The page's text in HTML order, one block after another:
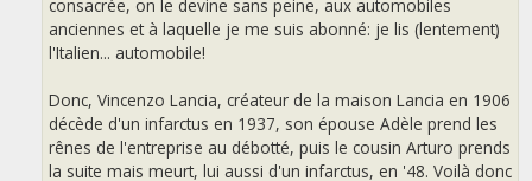
consacrée, on le devine sans peine, aux automobiles
anciennes et à laquelle je me suis abonné: je lis (lentement)
l'Italien... automobile!
Donc, Vincenzo Lancia, créateur de la maison Lancia en 1906
décède d'un infarctus en 1937, son épouse Adèle prend les
rênes de l'entreprise au débotté, puis le cousin Arturo prends
la suite mais meurt, lui aussi d'un infarctus, en '48. Voilà donc